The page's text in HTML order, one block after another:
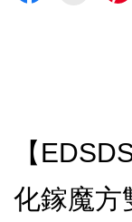
【
化鎵魔方